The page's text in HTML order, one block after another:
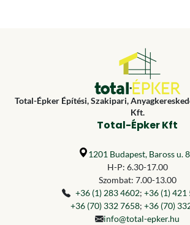
Total-Épker Építési, Szakipari,
Kft.
Total-Épker Kft
1201 Budapest, Baross u.
H-P: 6.30-17.00
Szombat: 7.00-13.00
+36 (1) 283 4602; +36 (1) 421
+36 (70) 332 7658; +36 (70)
info@total-epker.hu